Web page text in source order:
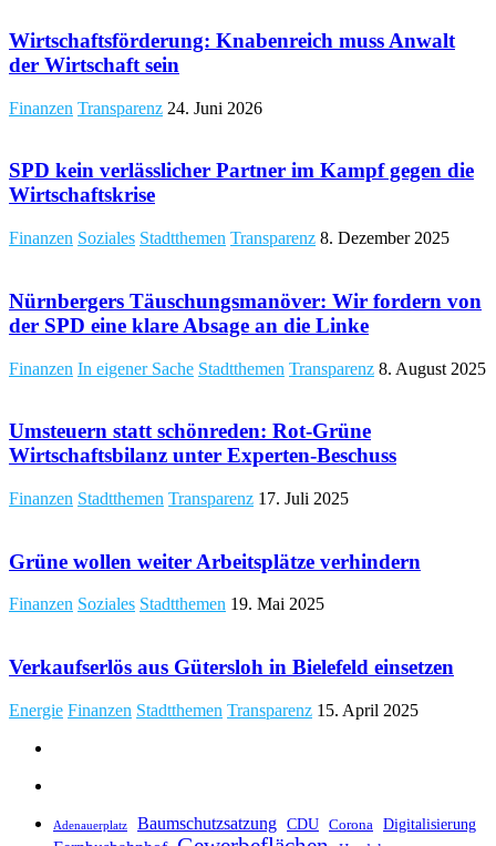
Wirtschaftsförderung: Knabenreich muss Anwalt
der Wirtschaft sein
Finanzen Transparenz 24. Juni 2026
SPD kein verlässlicher Partner im Kampf gegen die
Wirtschaftskrise
Finanzen Soziales Stadtthemen Transparenz 8. Dezember 2025
Nürnbergers Täuschungsmanöver: Wir fordern von
der SPD eine klare Absage an die Linke
Finanzen In eigener Sache Stadtthemen Transparenz 8. August 2025
Umsteuern statt schönreden: Rot-Grüne
Wirtschaftsbilanz unter Experten-Beschuss
Finanzen Stadtthemen Transparenz 17. Juli 2025
Grüne wollen weiter Arbeitsplätze verhindern
Finanzen Soziales Stadtthemen 19. Mai 2025
Verkaufserlös aus Gütersloh in Bielefeld einsetzen
Energie Finanzen Stadtthemen Transparenz 15. April 2025
Adenauerplatz Baumschutzsatzung CDU Corona Digitalisierung